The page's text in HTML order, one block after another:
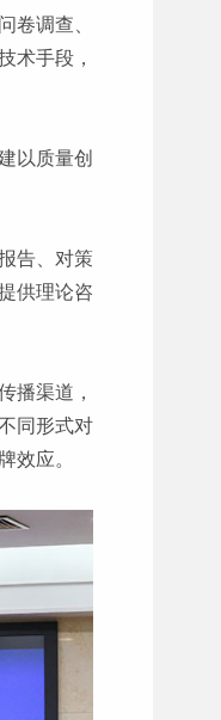
卷调查、
术手段，
以质量创
告、对策
供理论咨
播渠道，
同形式对
效应。